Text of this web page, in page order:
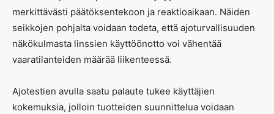
merkittävästi päätöksentekoon ja reaktioaikaan. Näiden
seikkojen pohjalta voidaan todeta, että ajoturvallisuuden
näkökulmasta linssien käyttöönotto voi vähentää
vaaratilanteiden määrää liikenteessä.
Ajotestien avulla saatu palaute tukee käyttäjien
kokemuksia, jolloin tuotteiden suunnittelua voidaan